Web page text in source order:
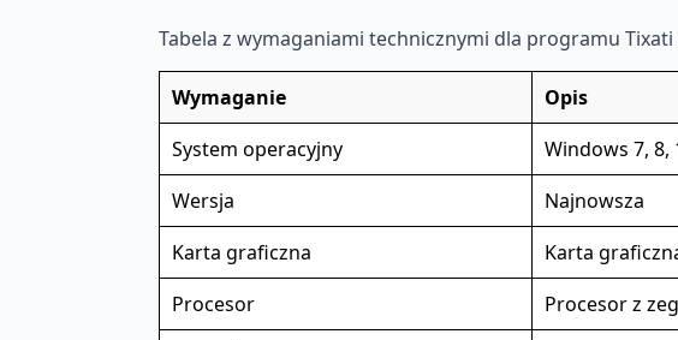
Tabela z wymaganiami technicznymi dla programu
Wymaganie
Opis
System operacyjny
Windows 7, 8,
Wersja
Najnowsza
Karta graficzna
Karta
Procesor
Procesor z